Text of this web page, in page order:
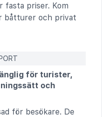
fasta priser. Kom
båtturer och privat
för turister,
och
för besökare. De